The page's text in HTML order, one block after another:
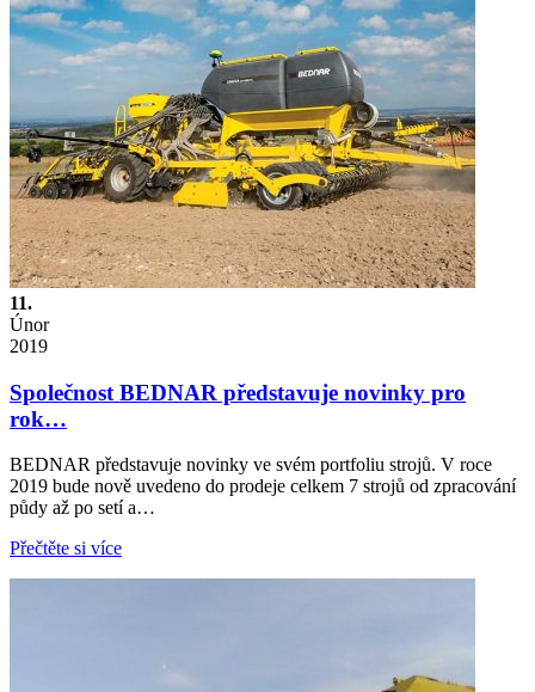
11.
Únor
2019
Společnost BEDNAR představuje novinky pro
rok…
BEDNAR představuje novinky ve svém portfoliu strojů. V roce
2019 bude nově uvedeno do prodeje celkem 7 strojů od zpracování
půdy až po setí a…
Přečtěte si více